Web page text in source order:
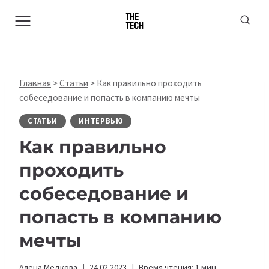
Главная >Статьи > Как правильно проходить
собеседование и попасть в компанию мечты
СТАТЬИ ИНТЕРВЬЮ
Как правильно
проходить
собеседование и
попасть в компанию
мечты